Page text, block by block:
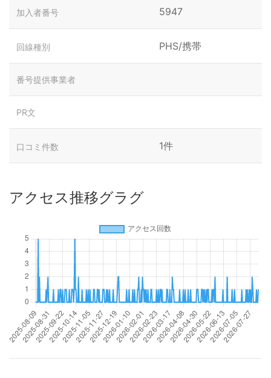
加入者番号 5947
回線種別 PHS/携帯
番号提供事業者
PR文
口コミ件数 1件
アクセス推移グラグ